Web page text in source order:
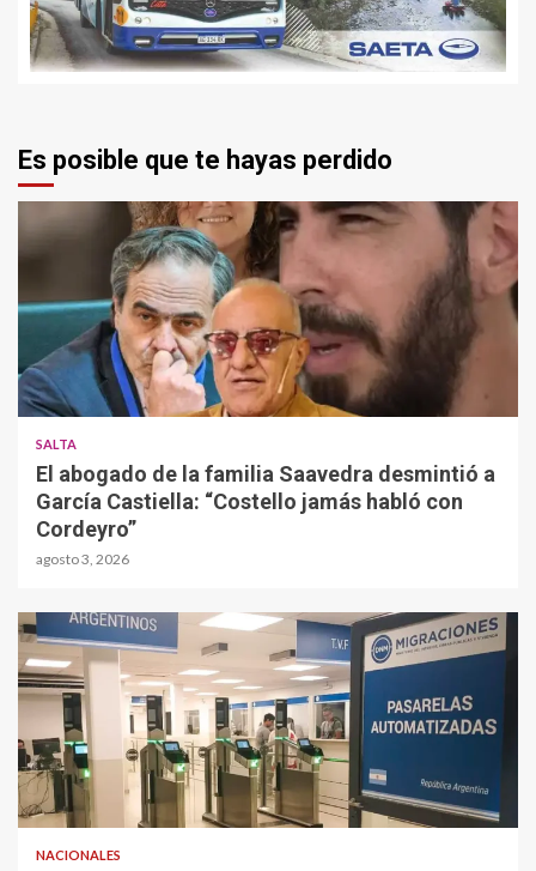
Es posible que te hayas perdido
SALTA
El abogado de la familia Saavedra desmintió a
García Castiella: “Costello jamás habló con
Cordeyro”
agosto 3, 2026
NACIONALES